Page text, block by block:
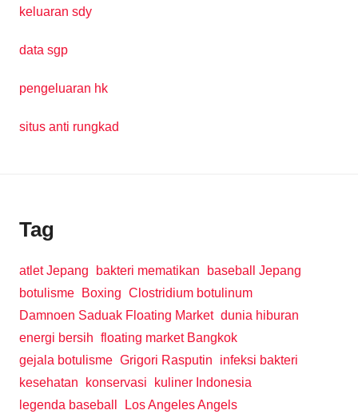
keluaran sdy
data sgp
pengeluaran hk
situs anti rungkad
Tag
atlet Jepang bakteri mematikan
baseball Jepang
botulisme
Boxing Clostridium botulinum
Damnoen Saduak Floating Market dunia hiburan
energi bersih floating market Bangkok
gejala botulisme Grigori Rasputin
infeksi bakteri
kesehatan
konservasi
kuliner Indonesia
legenda baseball
Los Angeles Angels